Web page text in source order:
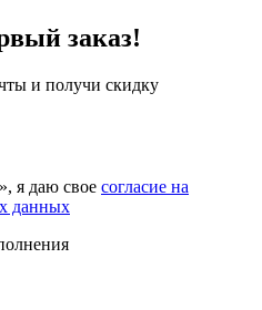
заказ!
и получи скидку
я даю свое согласие на
данных